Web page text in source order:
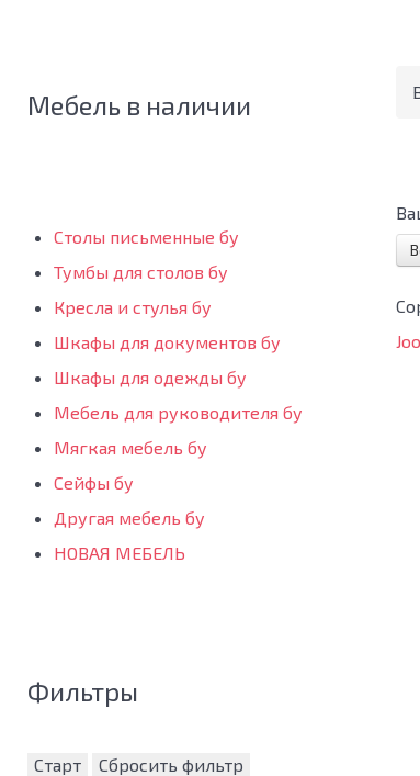
Мебель в наличии
Столы письменные бу
Тумбы для столов бу
Кресла и стулья бу
Шкафы для документов бу
Шкафы для одежды бу
Мебель для руководителя бу
Мягкая мебель бу
Сейфы бу
Другая мебель бу
НОВАЯ МЕБЕЛЬ
Фильтры
Старт
Сбросить фильтр